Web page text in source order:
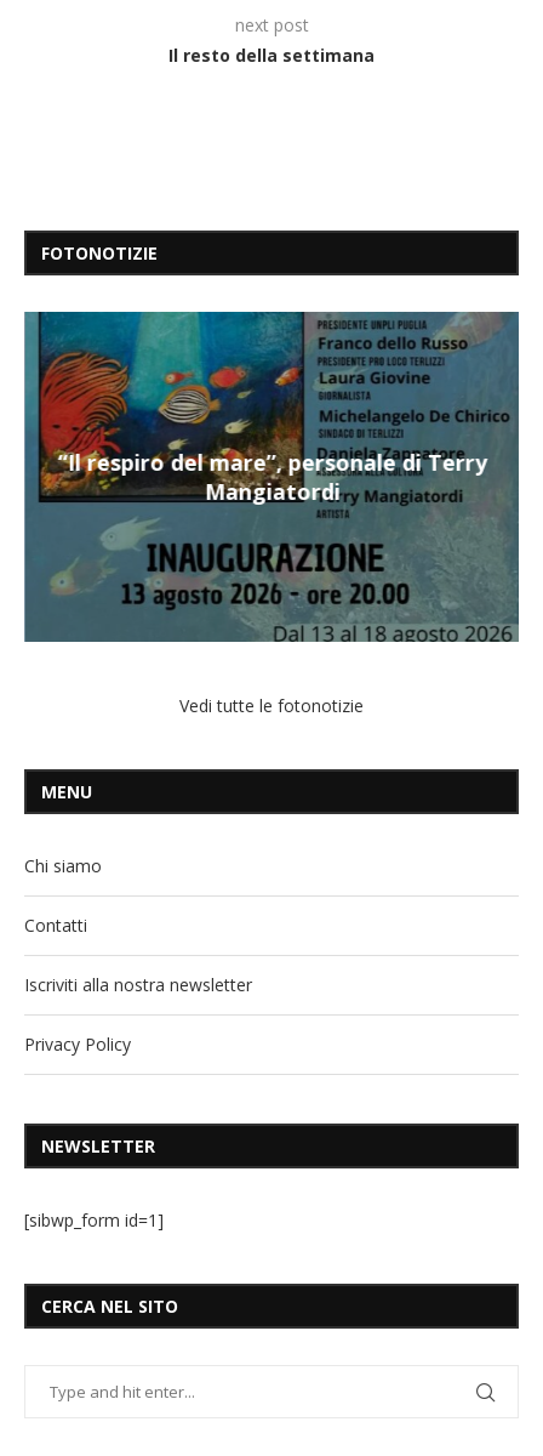
next post
Il resto della settimana
FOTONOTIZIE
“Il respiro del mare”, personale di Terry
Mangiatordi
Vedi tutte le fotonotizie
MENU
Chi siamo
Contatti
Iscriviti alla nostra newsletter
Privacy Policy
NEWSLETTER
[sibwp_form id=1]
CERCA NEL SITO